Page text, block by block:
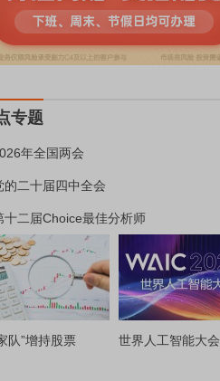
专题
年全国两会
的二十届四中全会
十二届Choice最佳分析师
队”增持股票 世界人工智能大会